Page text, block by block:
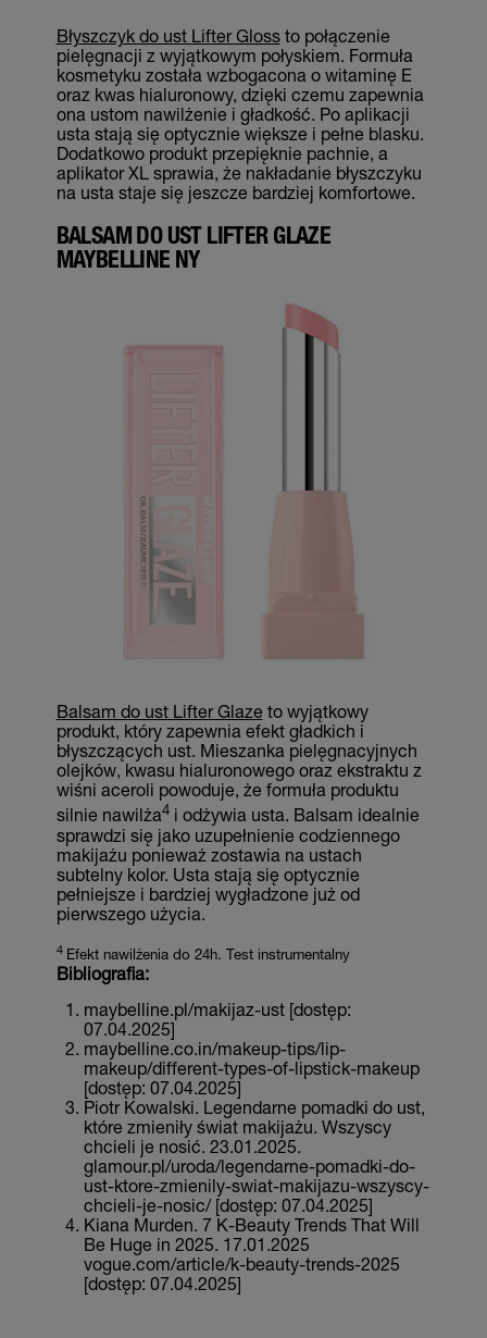
Błyszczyk do ust Lifter Glossto połączenie
pielęgnacji z wyjątkowym połyskiem. Formuła
kosmetyku została wzbogacona o witaminę E
oraz kwas hialuronowy, dzięki czemu zapewnia
ona ustom nawilżenie i gładkość. Po aplikacji
usta stają się optycznie większe i pełne blasku.
Dodatkowo produkt przepięknie pachnie, a
aplikator XL sprawia, że nakładanie błyszczyku
na usta staje się jeszcze bardziej komfortowe.
BALSAM DO UST LIFTER GLAZE
MAYBELLINE NY
Balsam do ust Lifter Glaze to wyjątkowy
produkt, który zapewnia efekt gładkich i
błyszczących ust. Mieszanka pielęgnacyjnych
olejków, kwasu hialuronowego oraz ekstraktu z
wiśni aceroli powoduje, że formuła produktu
silnie nawilża4i odżywia usta. Balsam idealnie
sprawdzi się jako uzupełnienie codziennego
makijażu ponieważ zostawia na ustach
subtelny kolor. Usta stają się optycznie
pełniejsze i bardziej wygładzone już od
pierwszego użycia.
4 Efekt nawilżenia do 24h. Test instrumentalny
Bibliografia:
maybelline.pl/makijaz-ust [dostęp:
07.04.2025]
maybelline.co.in/makeup-tips/lip-
makeup/different-types-of-lipstick-makeup
[dostęp: 07.04.2025]
Piotr Kowalski. Legendarne pomadki do ust,
które zmieniły świat makijażu. Wszyscy
chcieli je nosić. 23.01.2025.
glamour.pl/uroda/legendarne-pomadki-do-
ust-ktore-zmienily-swiat-makijazu-wszyscy-
chcieli-je-nosic/ [dostęp: 07.04.2025]
Kiana Murden. 7 K-Beauty Trends That Will
Be Huge in 2025. 17.01.2025
vogue.com/article/k-beauty-trends-2025
[dostęp: 07.04.2025]